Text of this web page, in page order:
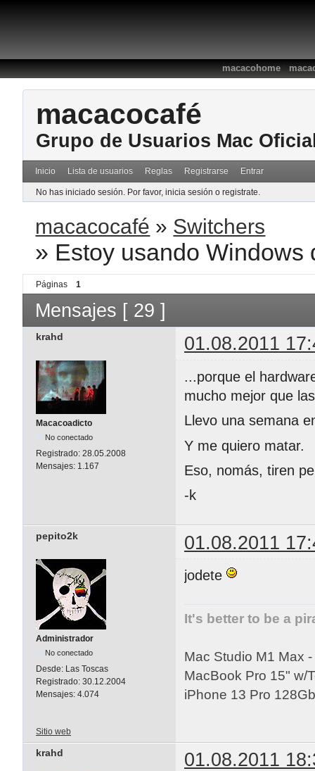
macacohome:
macacocafé
Grupo de Usuarios Mac
Inicio Lista de usuarios Reglas Registrarse Entrar
No has iniciado sesión. Por favor, inicia sesión o registrate.
macacocafé » Switchers
» Estoy usando Windows
Páginas 1
Mensajes [ 29 ]
krahd 01.08.2011
Macacoadicto
No conectado
Registrado: 28.05.2008
Mensajes: 1.167
...porque el
mucho mejor que
Llevo una semana
Y me quiero matar.
Eso, nomás, tiren
-k
pepito2k 01.08.2011
Administrador
No conectado
Desde: Las Toscas
Registrado: 30.12.2004
Mensajes: 4.074
jodete
It's better to be a
Mac Studio M1 Max
MacBook Pro 15" w/
iPhone 13 Pro
Sitio web
krahd 01.08.2011